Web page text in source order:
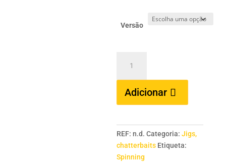
Versão
HERAKLES
Impact
Jig-
Craw
-
1/4
+
Adicionar
REF:n.d. Categoria:Jigs,
chatterbaits Etiqueta:
Spinning